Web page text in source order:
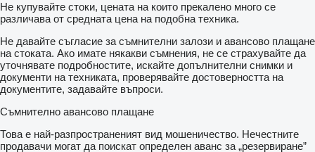
Не купувайте стоки, цената на които прекалено много се
различава от средната цена на подобна техника.
Не давайте съгласие за съмнителни залози и авансово плащане
на стоката. Ако имате някакви съмнения, не се страхувайте да
уточнявате подробностите, искайте допълнителни снимки и
документи на техниката, проверявайте достоверността на
документите, задавайте въпроси.
Съмнително авансово плащане
Това е най-разпространеният вид мошеничество. Нечестните
продавачи могат да поискат определен аванс за „резервиране”